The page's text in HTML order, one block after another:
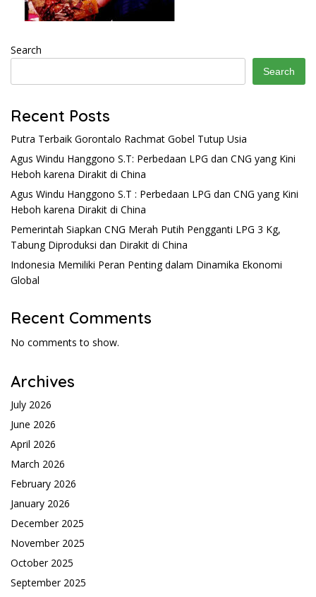
Search
Search
Recent Posts
Putra Terbaik Gorontalo Rachmat Gobel Tutup Usia
Agus Windu Hanggono S.T: Perbedaan LPG dan CNG yang Kini
Heboh karena Dirakit di China
Agus Windu Hanggono S.T : Perbedaan LPG dan CNG yang Kini
Heboh karena Dirakit di China
Pemerintah Siapkan CNG Merah Putih Pengganti LPG 3 Kg,
Tabung Diproduksi dan Dirakit di China
Indonesia Memiliki Peran Penting dalam Dinamika Ekonomi
Global
Recent Comments
No comments to show.
Archives
July 2026
June 2026
April 2026
March 2026
February 2026
January 2026
December 2025
November 2025
October 2025
September 2025